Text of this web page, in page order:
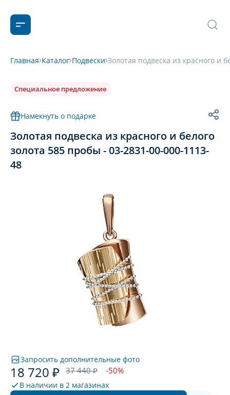
Главная Каталог Подвески Золотая подвеска из красного и
Специальное предложение
Намекнуть о подарке
Золотая подвеска из красного и белого
золота 585 пробы - 03-2831-00-000-1113-
48
Запросить дополнительные фото
18 720 ₽ 37 440 ₽ -50%
В наличии в 2 магазинах